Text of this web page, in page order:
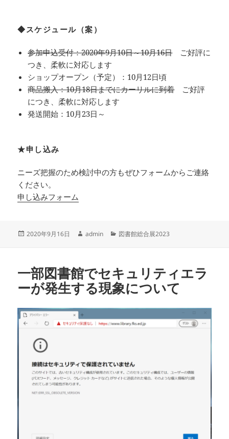
◆スケジュール（案）
参加申込受付：2020年9月10日～10月16日ご好評に
つき、柔軟に対応します
ショップオープン（予定）：10月12日頃
商品搬入：10月18日までにカーリルに到着ご好評
につき、柔軟に対応します
発送開始：10月23日～
★申し込み
ニーズ把握のため検討中の方もぜひフォームからご連絡
ください。
申し込みフォーム
投
2020年9月16日
作
admin
カ
ー
図書館総合展2023
一部図書館でセキュリティエラ
ーが発生する現象について